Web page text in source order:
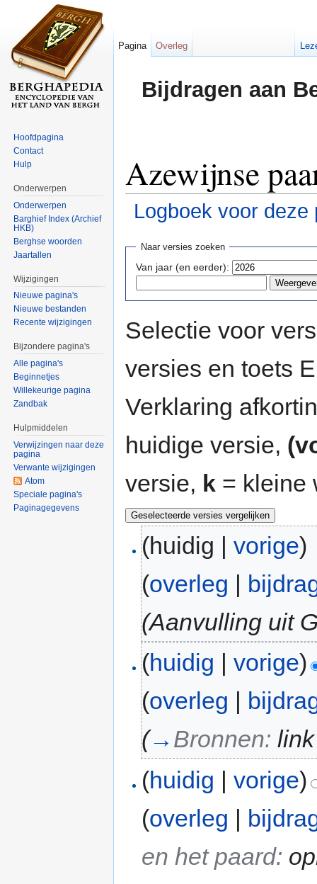
Bijdragen aan
Azewijnse
Logboek voor deze
Naar versies zoeken
Van jaar (en eerder):
Selectie voor
versies en toets
Verklaring
huidige versie,
versie, k = kleine
(huidig |vorige)
(overleg |
(Aanvulling uit
(huidig |vorige)
(overleg
(→ Bronnen:
(huidig |vorige)
(overleg |
en het paard:
Pagina Overleg
Hoofdpagina
Contact
Hulp
Onderwerpen
Onderwerpen
Barghief Index (Archief
HKB)
Berghse woorden
Jaartallen
Wijzigingen
Nieuwe pagina's
Nieuwe bestanden
Recente wijzigingen
Bijzondere pagina's
Alle pagina's
Beginnetjes
Willekeurige pagina
Zandbak
Hulpmiddelen
Verwijzingen naar deze
pagina
Verwante wijzigingen
Atom
Speciale pagina's
Paginagegevens